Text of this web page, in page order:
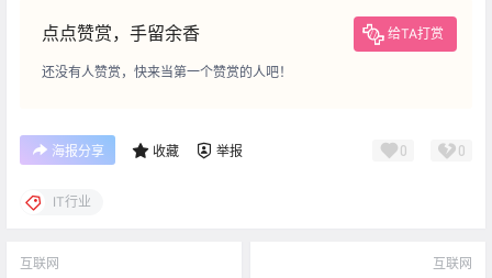
点点赞赏，手留余香 给TA打赏
还没有人赞赏，快来当第一个赞赏的人吧！
海报分享 收藏 举报 0 0
IT行业
互联网 互联网